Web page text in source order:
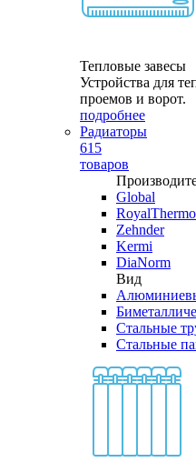
Тепловые завесы
Устройства для
проемов и ворот.
подробнее
Радиаторы
615
товаров
Global
RoyalThermo
Zehnder
Kermi
DiaNorm
Вид
Стальные
Стальные